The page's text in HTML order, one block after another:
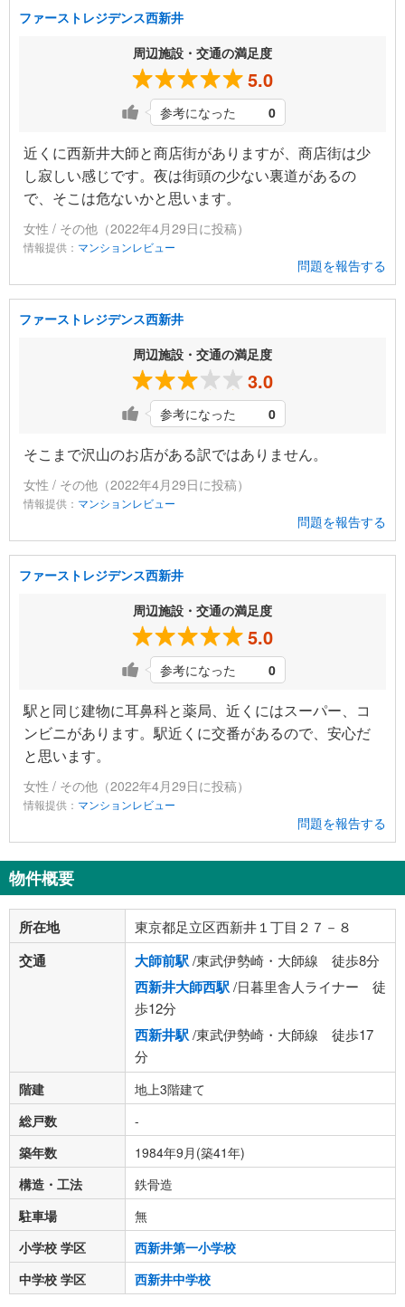
ファーストレジデンス西新井
周辺施設・交通の満足度
5.0
参考になった 0
近くに西新井大師と商店街がありますが、商店街は少
し寂しい感じです。夜は街頭の少ない裏道があるの
で、そこは危ないかと思います。
女性 / その他（2022年4月29日に投稿）
情報提供： マンションレビュー
問題を報告する
ファーストレジデンス西新井
周辺施設・交通の満足度
3.0
参考になった 0
そこまで沢山のお店がある訳ではありません。
女性 / その他（2022年4月29日に投稿）
情報提供： マンションレビュー
問題を報告する
ファーストレジデンス西新井
周辺施設・交通の満足度
5.0
参考になった 0
駅と同じ建物に耳鼻科と薬局、近くにはスーパー、コ
ンビニがあります。駅近くに交番があるので、安心だ
と思います。
女性 / その他（2022年4月29日に投稿）
情報提供： マンションレビュー
問題を報告する
物件概要
所在地 東京都足立区西新井１丁目２７－８
交通 大師前駅/東武伊勢崎・大師線 徒歩8分
西新井大師西駅/日暮里舎人ライナー 徒
歩12分
西新井駅/東武伊勢崎・大師線 徒歩17
分
階建
地上3階建て
総戸数
-
築年数
1984年9月(築41年)
構造・工法
鉄骨造
駐車場
無
小学校 学区
西新井第一小学校
中学校 学区
西新井中学校